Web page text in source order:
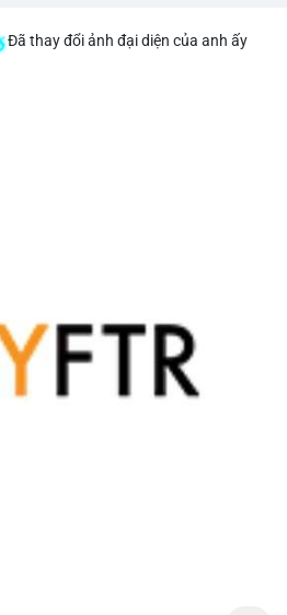
Đã thay đổi ảnh đại diện của anh ấy